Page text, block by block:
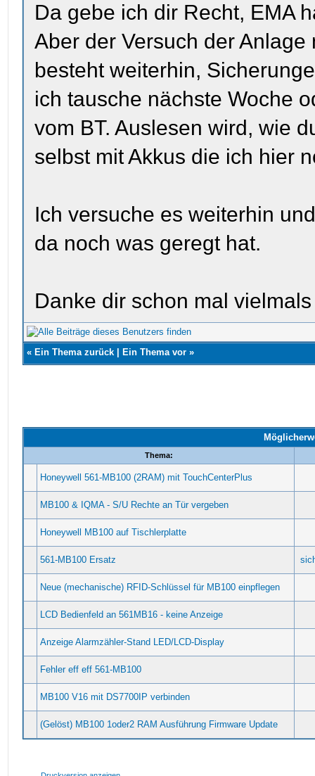
Da gebe ich dir Recht, EMA
Aber der Versuch der
besteht weiterhin,
ich tausche nächste Woche
vom BT. Auslesen wird, wie
selbst mit Akkus die ich hier
Ich versuche es weiterhin
da noch was geregt hat.
Danke dir schon mal
« Ein Thema zurück Ein Thema vor »
Thema:
Honeywell 561-MB100 (2RAM) mit TouchCenterPlus
MB100 & IQMA - S/U Rechte an Tür vergeben
Honeywell MB100 auf Tischlerplatte
561-MB100 Ersatz
Neue (mechanische) RFID-Schlüssel für MB100 einpflegen
LCD Bedienfeld an 561MB16 - keine Anzeige
Anzeige Alarmzähler-Stand LED/LCD-Display
Fehler eff eff 561-MB100
MB100 V16 mit DS7700IP verbinden
(Gelöst) MB100 1oder2 RAM Ausführung Firmware Update